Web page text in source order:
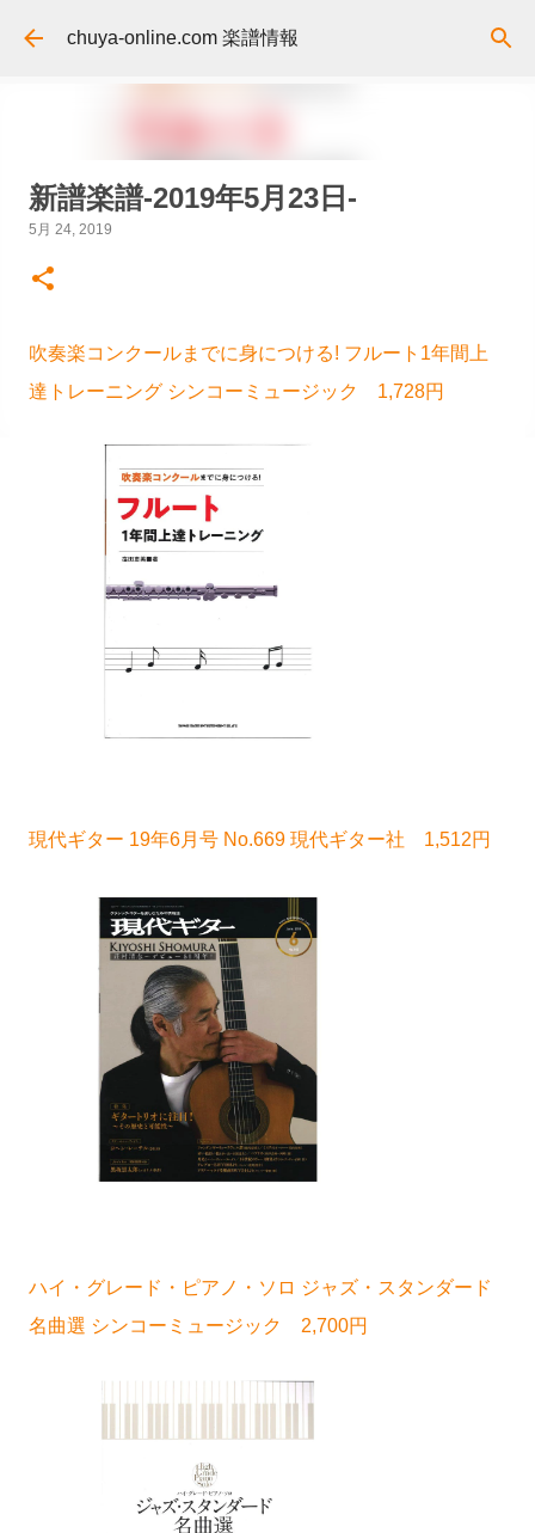
スキップしてメイン コンテンツに移動
chuya-online.com 楽譜情報
新譜楽譜-2019年5月23日-
5月 24, 2019
吹奏楽コンクールまでに身につける! フルート1年間上
達トレーニング シンコーミュージック 1,728円
現代ギター 19年6月号 No.669 現代ギター社 1,512円
ハイ・グレード・ピアノ・ソロ ジャズ・スタンダード
名曲選 シンコーミュージック 2,700円